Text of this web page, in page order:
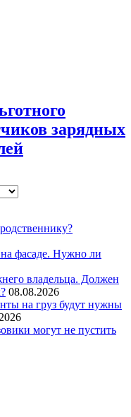
зарядных
фасаде. Нужно ли
владельца. Должен
08.08.2026
на груз будут нужны
могут не пустить